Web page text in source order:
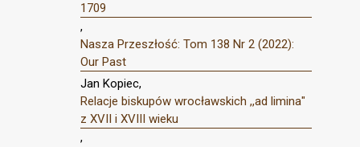
1709
,
Nasza Przeszłość: Tom 138 Nr 2 (2022):
Our Past
Jan Kopiec,
Relacje biskupów wrocławskich ,,ad limina"
z XVII i XVIII wieku
,